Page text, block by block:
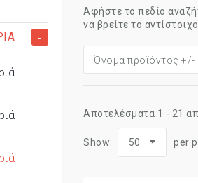
Αφήστε το πεδίο
να βρείτε το
Όνομα προϊόντος +/-
Αποτελέσματα 1 - 21
Show: 50 per